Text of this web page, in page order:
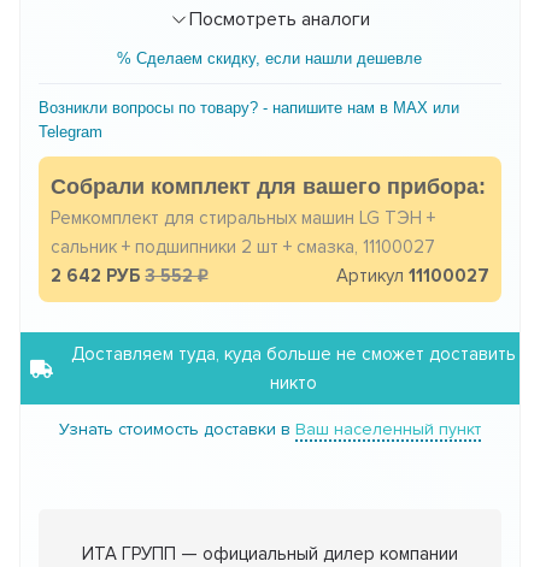
Посмотреть аналоги
% Сделаем скидку, если нашли дешевле
Возникли вопросы по товару? - напишите нам в MAX или
Telegram
Собрали комплект для вашего прибора:
Ремкомплект для стиральных машин LG ТЭН +
сальник + подшипники 2 шт + смазка, 11100027
2 642 РУБ3 552 Артикул 11100027
Доставляем туда, куда больше не сможет доставить
никто
Узнать стоимость доставки в Ваш населенный пункт
ИТА ГРУПП — официальный дилер компании